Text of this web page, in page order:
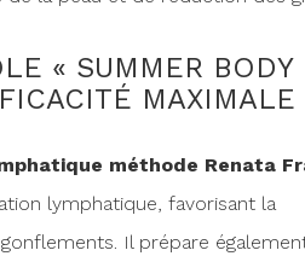
« SUMMER BODY
MAXIMALE
méthode Renata
lymphatique, favorisant la
Il prépare